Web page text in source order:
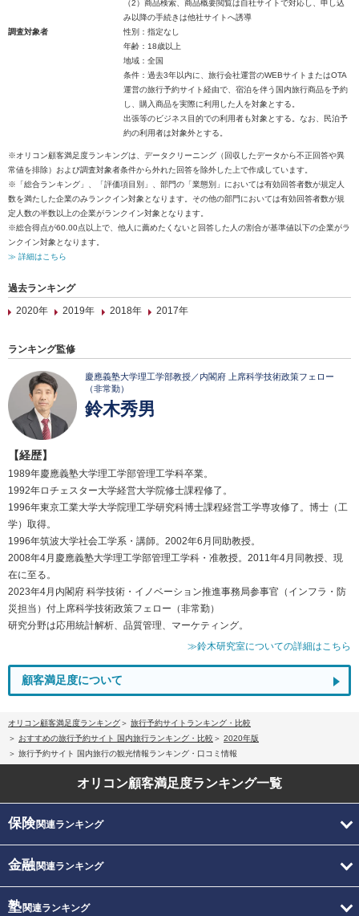
（2）商品検索、商品概要閲覧は自社サイトで対応し、申し込
み以降の手続きは他社サイトへ誘導
調査対象者
性別：指定なし
年齢：18歳以上
地域：全国
条件：過去3年以内に、旅行会社運営のWEBサイトまたはOTA
運営の旅行予約サイト経由で、宿泊を伴う国内旅行商品を予約
し、購入商品を実際に利用した人を対象とする。
出張等のビジネス目的での利用者も対象とする。なお、民泊予
約の利用者は対象外とする。
※オリコン顧客満足度ランキングは、データクリーニング（回収したデータから不正回答や異
常値を排除）および調査対象者条件から外れた回答を除外した上で作成しています。
※「総合ランキング」、「評価項目別」、部門の「業態別」においては有効回答者数が規定人
数を満たした企業のみランクイン対象となります。その他の部門においては有効回答者数が規
定人数の半数以上の企業がランクイン対象となります。
※総合得点が60.00点以上で、他人に薦めたくないと回答した人の割合が基準値以下の企業がラ
ンクイン対象となります。
≫ 詳細はこちら
過去ランキング
2020年
2019年 2018年 2017年
ランキング監修
慶應義塾大学理工学部教授／内閣府 上席科学技術政策フェロー
（非常勤）
鈴木秀男
【経歴】
1989年慶應義塾大学理工学部管理工学科卒業。
1992年ロチェスター大学経営大学院修士課程修了。
1996年東京工業大学大学院理工学研究科博士課程経営工学専攻修了。博士（工
学）取得。
1996年筑波大学社会工学系・講師。2002年6月同助教授。
2008年4月慶應義塾大学理工学部管理工学科・准教授。2011年4月同教授、現
在に至る。
2023年4月内閣府 科学技術・イノベーション推進事務局参事官（インフラ・防
災担当）付上席科学技術政策フェロー（非常勤）
研究分野は応用統計解析、品質管理、マーケティング。
≫鈴木研究室についての詳細はこちら
顧客満足度について
オリコン顧客満足度ランキング
旅行予約サイトランキング・比較
おすすめの旅行予約サイト 国内旅行ランキング・比較
2020年版
旅行予約サイト 国内旅行の観光情報ランキング・口コミ情報
オリコン顧客満足度ランキング一覧
保険関連ランキング
金融関連ランキング
塾関連ランキング